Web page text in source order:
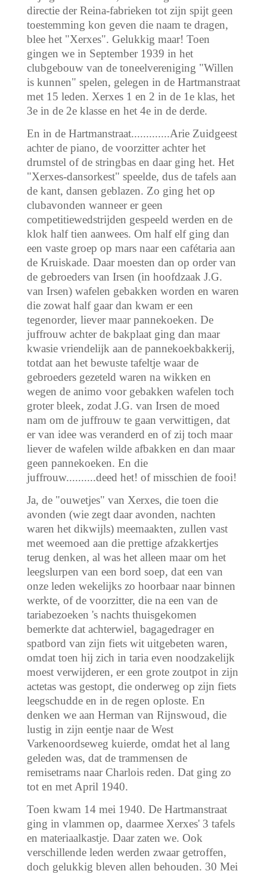
directie der Reina-fabrieken tot zijn spijt geen
toestemming kon geven die naam te dragen,
blee het "Xerxes". Gelukkig maar! Toen
gingen we in September 1939 in het
clubgebouw van de toneelvereniging "Willen
is kunnen" spelen, gelegen in de Hartmanstraat
met 15 leden. Xerxes 1 en 2 in de 1e klas, het
3e in de 2e klasse en het 4e in de derde.
En in de Hartmanstraat.............Arie Zuidgeest
achter de piano, de voorzitter achter het
drumstel of de stringbas en daar ging het. Het
"Xerxes-dansorkest" speelde, dus de tafels aan
de kant, dansen geblazen. Zo ging het op
clubavonden wanneer er geen
competitiewedstrijden gespeeld werden en de
klok half tien aanwees. Om half elf ging dan
een vaste groep op mars naar een cafétaria aan
de Kruiskade. Daar moesten dan op order van
de gebroeders van Irsen (in hoofdzaak J.G.
van Irsen) wafelen gebakken worden en waren
die zowat half gaar dan kwam er een
tegenorder, liever maar pannekoeken. De
juffrouw achter de bakplaat ging dan maar
kwasie vriendelijk aan de pannekoekbakkerij,
totdat aan het bewuste tafeltje waar de
gebroeders gezeteld waren na wikken en
wegen de animo voor gebakken wafelen toch
groter bleek, zodat J.G. van Irsen de moed
nam om de juffrouw te gaan verwittigen, dat
er van idee was veranderd en of zij toch maar
liever de wafelen wilde afbakken en dan maar
geen pannekoeken. En die
juffrouw..........deed het! of misschien de fooi!
Ja, de "ouwetjes" van Xerxes, die toen die
avonden (wie zegt daar avonden, nachten
waren het dikwijls) meemaakten, zullen vast
met weemoed aan die prettige afzakkertjes
terug denken, al was het alleen maar om het
leegslurpen van een bord soep, dat een van
onze leden wekelijks zo hoorbaar naar binnen
werkte, of de voorzitter, die na een van de
tariabezoeken 's nachts thuisgekomen
bemerkte dat achterwiel, bagagedrager en
spatbord van zijn fiets wit uitgebeten waren,
omdat toen hij zich in taria even noodzakelijk
moest verwijderen, er een grote zoutpot in zijn
actetas was gestopt, die onderweg op zijn fiets
leegschudde en in de regen oploste. En
denken we aan Herman van Rijnswoud, die
lustig in zijn eentje naar de West
Varkenoordseweg kuierde, omdat het al lang
geleden was, dat de trammensen de
remisetrams naar Charlois reden. Dat ging zo
tot en met April 1940.
Toen kwam 14 mei 1940. De Hartmanstraat
ging in vlammen op, daarmee Xerxes' 3 tafels
en materiaalkastje. Daar zaten we. Ook
verschillende leden werden zwaar getroffen,
doch gelukkig bleven allen behouden. 30 Mei